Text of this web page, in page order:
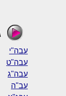
עבה"י
עבה"ט
עבה"ג
עב"ה